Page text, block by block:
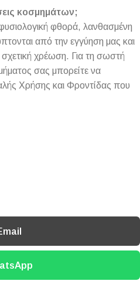
κοσμημάτων;
φθορά, λανθασμένη
από την εγγύηση μας και
σχετική χρέωση. Για τη σωστή
σας μπορείτε να
Χρήσης και Φροντίδας που